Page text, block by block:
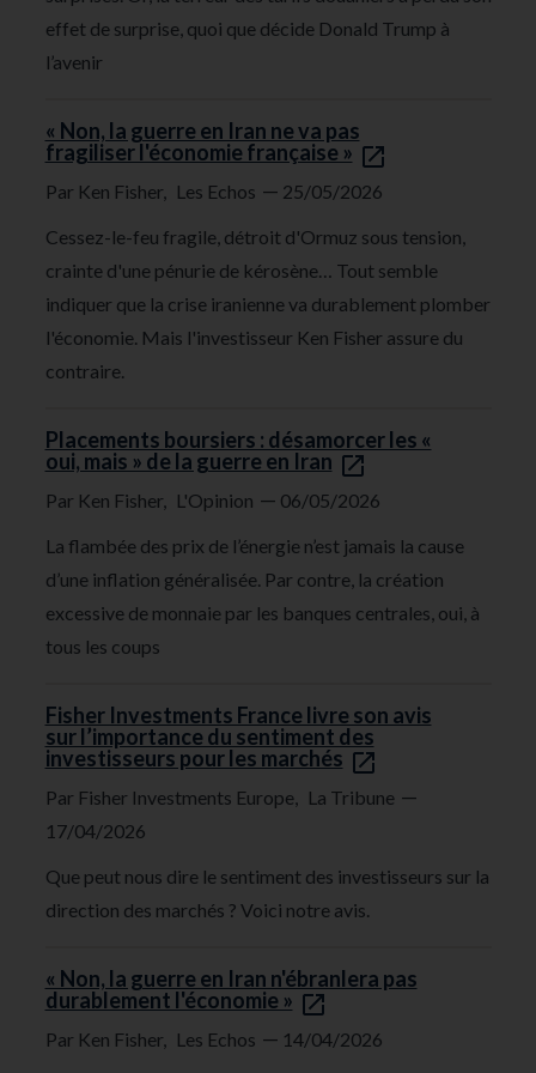
effet de surprise, quoi que décide Donald Trump à
l’avenir
« Non, la guerre en Iran ne va pas
fragiliser l'économie française »
Par Ken Fisher, Les Echos — 25/05/2026
Cessez-le-feu fragile, détroit d'Ormuz sous tension,
crainte d'une pénurie de kérosène… Tout semble
indiquer que la crise iranienne va durablement plomber
l'économie. Mais l'investisseur Ken Fisher assure du
contraire.
Placements boursiers : désamorcer les «
oui, mais » de la guerre en Iran
Par Ken Fisher, L'Opinion — 06/05/2026
La flambée des prix de l’énergie n’est jamais la cause
d’une inflation généralisée. Par contre, la création
excessive de monnaie par les banques centrales, oui, à
tous les coups
Fisher Investments France livre son avis
sur l’importance du sentiment des
investisseurs pour les marchés
Par Fisher Investments Europe, La Tribune —
17/04/2026
Que peut nous dire le sentiment des investisseurs sur la
direction des marchés ? Voici notre avis.
« Non, la guerre en Iran n'ébranlera pas
durablement l'économie »
Par Ken Fisher, Les Echos — 14/04/2026